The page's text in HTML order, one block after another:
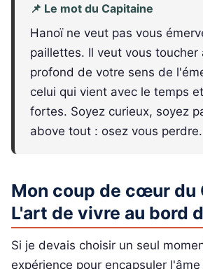
📌 Le mot du Capitaine
Hanoï ne veut pas vous
paillettes. Il veut vous toucher
profond de votre sens de
celui qui vient avec le temps
fortes. Soyez curieux, soyez
above tout : osez vous perdre.
Mon coup de cœur du
L'art de vivre au bord
Si je devais choisir un seul
expérience pour encapsuler